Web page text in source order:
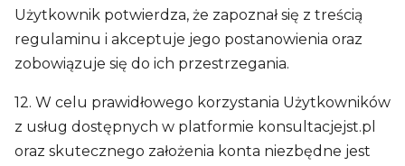
Użytkownik potwierdza, że zapoznał się z treścią
regulaminu i akceptuje jego postanowienia oraz
zobowiązuje się do ich przestrzegania.
12. W celu prawidłowego korzystania Użytkowników
z usług dostępnych w platformie konsultacjejst.pl
oraz skutecznego założenia konta niezbędne jest